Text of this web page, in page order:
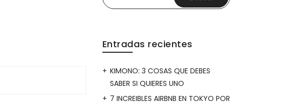
Entradas recientes
KIMONO: 3 COSAS QUE DEBES
SABER SI QUIERES UNO
7 INCREIBLES AIRBNB EN TOKYO POR